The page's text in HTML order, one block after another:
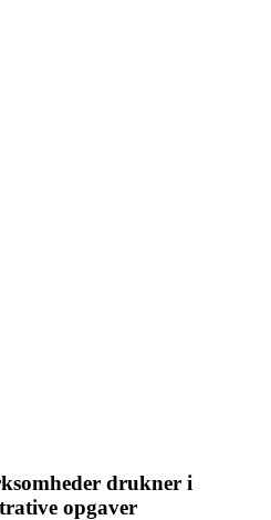
drukner i
opgaver